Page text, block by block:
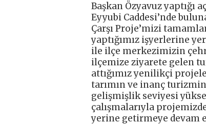
Başkan Özyavuz yaptığı
Eyyubi Caddesi’nde
Çarşı Proje’mizi
yaptığımız işyerlerine
ile ilçe merkezimizin
ilçemize ziyarete gelen
attığımız yenilikçi
tarımın ve inanç
gelişmişlik seviyesi
çalışmalarıyla
yerine getirmeye devam